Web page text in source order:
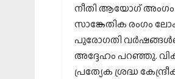
നീതി ആയോഗ് അംഗം
സാങ്കേതിക രംഗം
പുരോഗതി
അദ്ദേഹം പറഞ്ഞു.
പ്രത്യേക ശ്രദ്ധ